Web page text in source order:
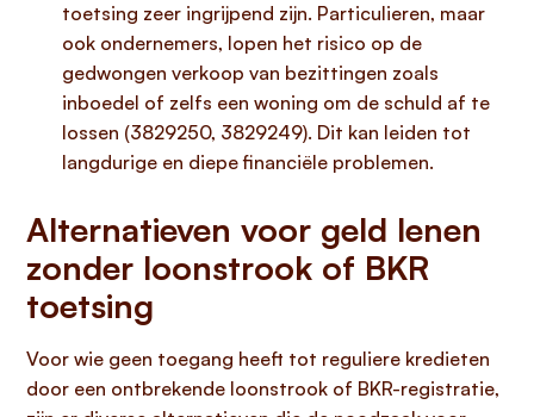
toetsing zeer ingrijpend zijn. Particulieren, maar
ook ondernemers, lopen het risico op de
gedwongen verkoop van bezittingen zoals
inboedel of zelfs een woning om de schuld af te
lossen (3829250, 3829249). Dit kan leiden tot
langdurige en diepe financiële problemen.
Alternatieven voor geld lenen
zonder loonstrook of BKR
toetsing
Voor wie geen toegang heeft tot reguliere kredieten
door een ontbrekende loonstrook of BKR-registratie,